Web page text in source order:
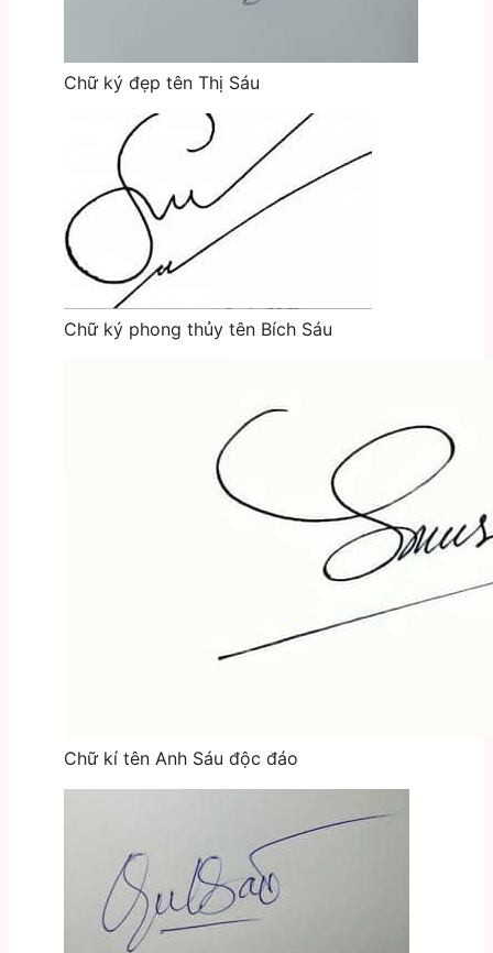
Chữ ký đẹp tên Thị Sáu
Chữ ký phong thủy tên Bích Sáu
Chữ kí tên Anh Sáu độc đáo